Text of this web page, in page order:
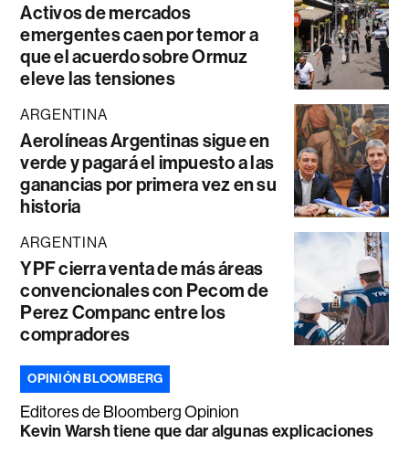
Activos de mercados
emergentes caen por temor a
que el acuerdo sobre Ormuz
eleve las tensiones
ARGENTINA
Aerolíneas Argentinas sigue en
verde y pagará el impuesto a las
ganancias por primera vez en su
historia
ARGENTINA
YPF cierra venta de más áreas
convencionales con Pecom de
Perez Companc entre los
compradores
OPINIÓN BLOOMBERG
Editores de Bloomberg Opinion
Kevin Warsh tiene que dar algunas explicaciones